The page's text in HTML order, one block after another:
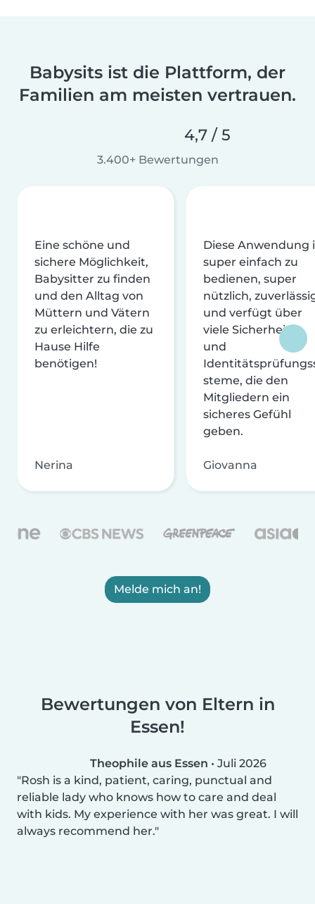
Babysits ist die Plattform, der
Familien am meisten vertrauen.
4,7 / 5
3.400+ Bewertungen
Eine schöne und
sichere Möglichkeit,
Babysitter zu finden
und den Alltag von
Müttern und Vätern
zu erleichtern, die zu
Hause Hilfe
benötigen!
Nerina
Diese Anwendung
super einfach zu
bedienen, super
nützlich,
und verfügt über
viele Sicherheits-
und
steme, die den
Mitgliedern ein
sicheres Gefühl
geben.
Giovanna
Melde mich an!
Bewertungen von Eltern in
Essen!
Theophile aus Essen • Juli 2026
Rosh is a kind, patient, caring, punctual and
reliable lady who knows how to care and deal
with kids. My experience with her was great. I will
always recommend her.